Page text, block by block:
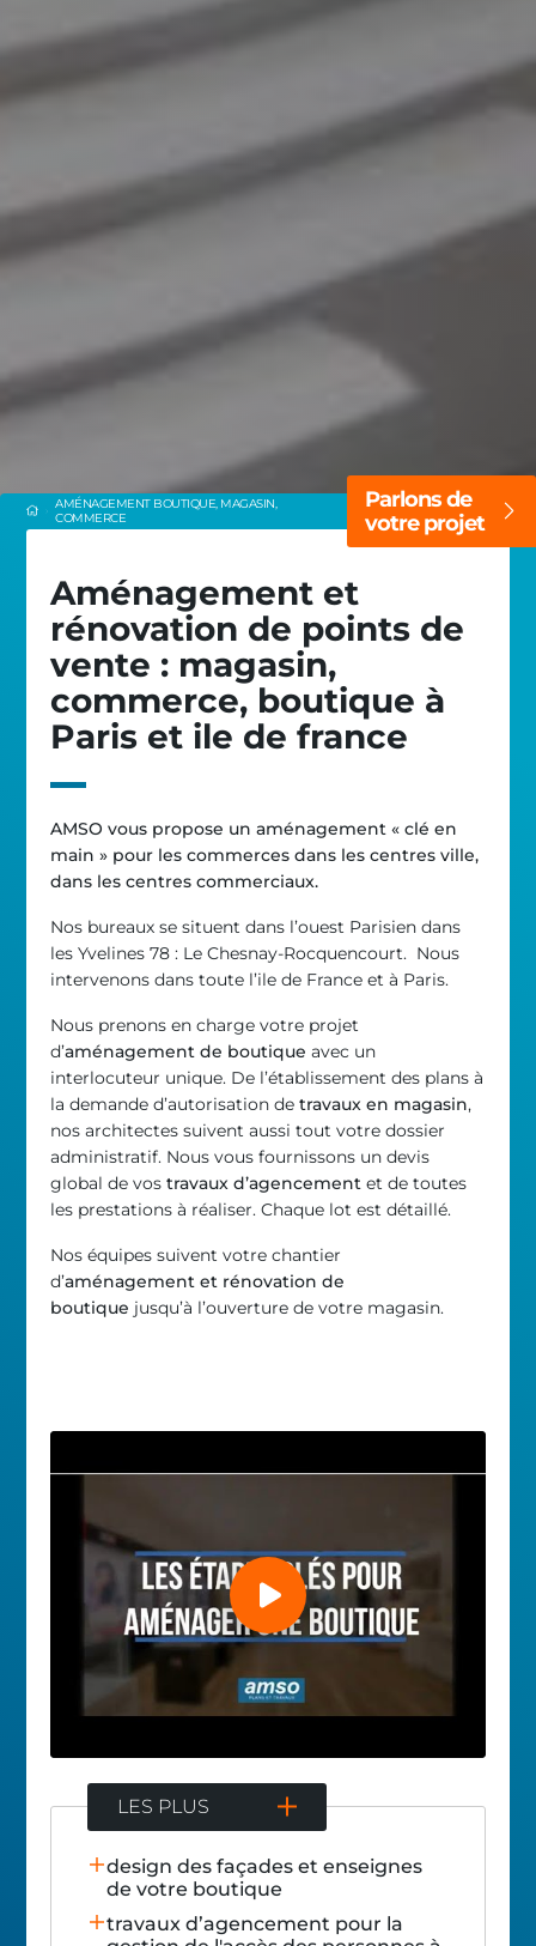
AMÉNAGEMENT BOUTIQUE, MAGASIN,
COMMERCE
Parlons de
votre projet
Aménagement et
rénovation de points de
vente : magasin,
commerce, boutique à
Paris et ile de france
AMSO vous propose un aménagement « clé en
main » pour les commerces dans les centres ville,
dans les centres commerciaux.
Nos bureaux se situent dans l’ouest Parisien dans
les Yvelines 78 : Le Chesnay-Rocquencourt. Nous
intervenons dans toute l’ile de France et à Paris.
Nous prenons en charge votre projet
d’aménagement de boutique avec un
interlocuteur unique. De l’établissement des plans à
la demande d’autorisation detravaux en magasin,
nos architectes suivent aussi tout votre dossier
administratif. Nous vous fournissons un devis
global de vostravaux d’agencement et de toutes
les prestations à réaliser. Chaque lot est détaillé.
Nos équipes suivent votre chantier
d’aménagement et rénovation de
boutique jusqu’à l’ouverture de votre magasin.
LES PLUS
design des façades et enseignes
de votre boutique
travaux d’agencement pour la